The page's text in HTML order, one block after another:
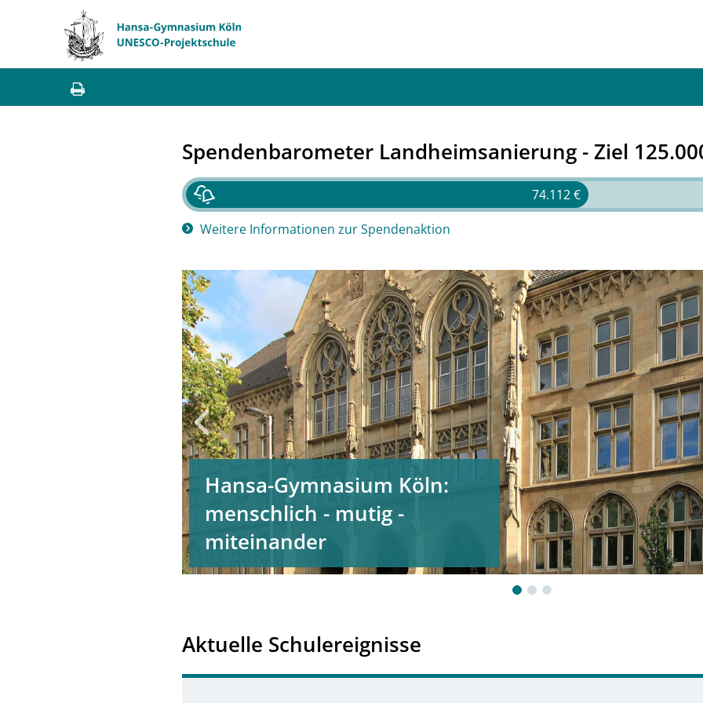
Spendenbarometer Landheimsanierung - Ziel
74.112 €
Weitere Informationen zur Spendenaktion
Hansa-Gymnasium Köln:
menschlich - mutig -
miteinander
Aktuelle Schulereignisse